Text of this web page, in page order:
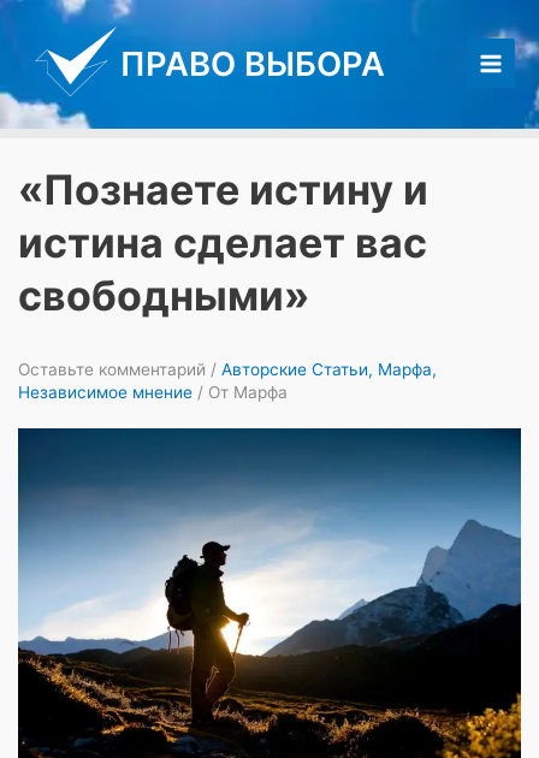
Перейти
содержимому
ПРАВО ВЫБОРА
Main
«Познаете истину и
истина сделает вас
свободными»
Оставьте комментарий / Авторские Статьи, Марфа,
Независимое мнение / От Марфа